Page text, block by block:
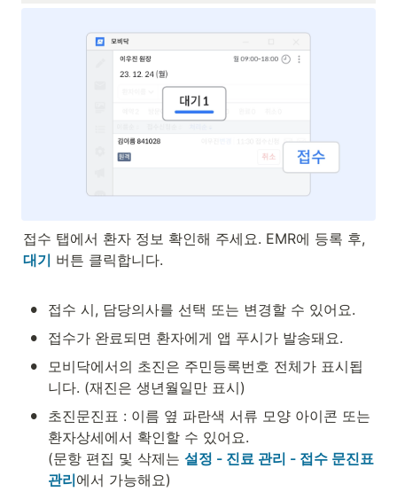
대기 버튼 클릭합니다.
• 접수 시, 담당의사를 선택 또는 변경할 수 있어요.
• 접수가 완료되면 환자에게 앱 푸시가 발송돼요.
•
모비닥에서의 초진은 주민등록번호 전체가 표시됩
니다. (재진은 생년월일만 표시)
•
초진문진표 : 이름 옆 파란색 서류 모양 아이콘 또는
환자상세에서 확인할 수 있어요.
(문항 편집 및 삭제는 설정 - 진료 관리 - 접수 문진표
관리에서 가능해요)